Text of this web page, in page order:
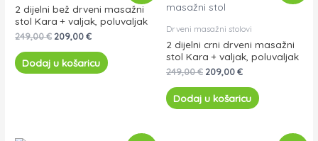
2 dijelni bež drveni masažni
stol Kara + valjak, poluvaljak
249,00€ 209,00€
Dodaj u košaricu
Drveni masažni stolovi
2 dijelni crni drveni masažni
stol Kara + valjak, poluvaljak
249,00€ 209,00 €
Dodaj u košaricu